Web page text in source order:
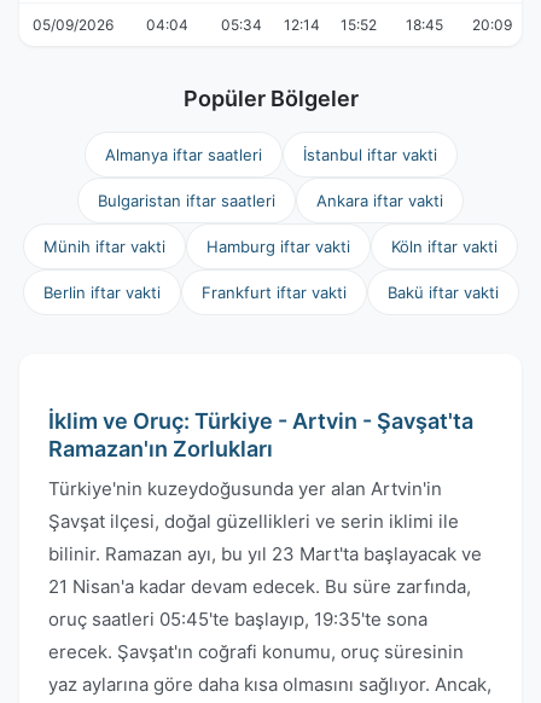
05/09/2026 04:04 05:34 12:14 15:52 18:45 20:09
Popüler Bölgeler
Almanya iftar saatleri İstanbul iftar vakti
Bulgaristan iftar saatleri Ankara iftar vakti
Münih iftar vakti Hamburg iftar vakti Köln iftar vakti
Berlin iftar vakti Frankfurt iftar vakti Bakü iftar vakti
İklim ve Oruç: Türkiye - Artvin - Şavşat'ta
Ramazan'ın Zorlukları
Türkiye'nin kuzeydoğusunda yer alan Artvin'in
Şavşat ilçesi, doğal güzellikleri ve serin iklimi ile
bilinir. Ramazan ayı, bu yıl 23 Mart'ta başlayacak ve
21 Nisan'a kadar devam edecek. Bu süre zarfında,
oruç saatleri 05:45'te başlayıp, 19:35'te sona
erecek. Şavşat'ın coğrafi konumu, oruç süresinin
yaz aylarına göre daha kısa olmasını sağlıyor. Ancak,